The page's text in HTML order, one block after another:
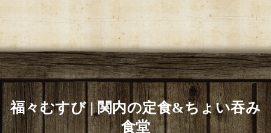
福々むすび | 関内の定食&ちょい吞み
食堂